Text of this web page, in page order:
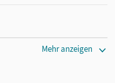
Mehr anzeigen